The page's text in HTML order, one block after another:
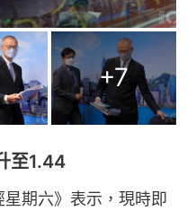
+7
至1.44
期六》表示，現時即